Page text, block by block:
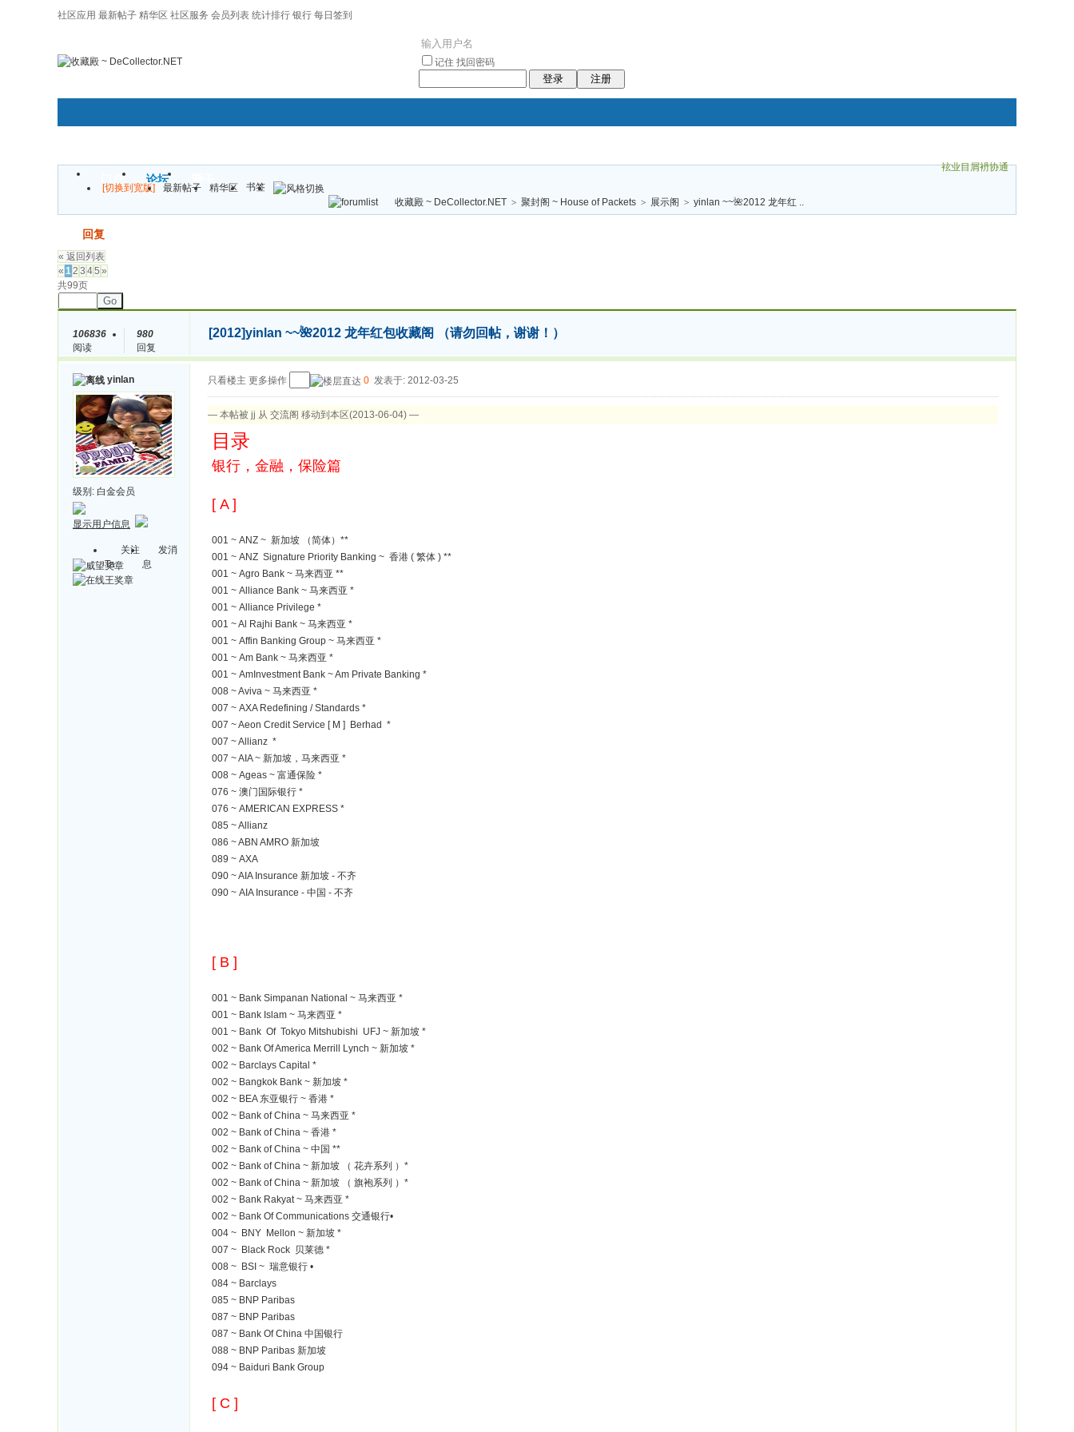
社区应用 最新帖子 精华区 社区服务 会员列表 统计排行 银行 每日签到
记住 找回密码
登录 注册
袨业目屑袇协通
门户 论坛
褔
袠袠袥眩褦
[切换到宽版] 最新帖子 精华区
书签
收藏殿 ~ DeCollector.NET > 聚封阁 ~ House of Packets > 展示阁 > yinlan ~~🌺2012 龙年红 ..
回复
« 返回列表
« 12 3 45 »
共99页
Go
106836
阅读
980
回复
[2012]yinlan ~~🌺2012 龙年红包收藏阁 （请勿回帖，谢谢！）
yinlan
级别: 白金会员
显示用户信息
关注
Ta
发消
息
只看楼主 更多操作 0 发表于: 2012-03-25
— 本帖被 jj 从 交流阁 移动到本区(2013-06-04) —
目录
银行，金融，保险篇
[ A ]
001 ~ ANZ ~ 新加坡 （简体）**
001 ~ ANZ Signature Priority Banking ~ 香港 ( 繁体 ) **
001 ~ Agro Bank ~ 马来西亚 **
001 ~ Alliance Bank ~ 马来西亚 *
001 ~ Alliance Privilege *
001 ~ Al Rajhi Bank ~ 马来西亚 *
001 ~ Affin Banking Group ~ 马来西亚 *
001 ~ Am Bank ~ 马来西亚 *
001 ~ AmInvestment Bank ~ Am Private Banking *
008 ~ Aviva ~ 马来西亚 *
007 ~ AXA Redefining / Standards *
007 ~ Aeon Credit Service [ M ] Berhad *
007 ~ Allianz *
007 ~ AIA ~ 新加坡，马来西亚 *
008 ~ Ageas ~ 富通保险 *
076 ~ 澳门国际银行 *
076 ~ AMERICAN EXPRESS *
085 ~ Allianz
086 ~ ABN AMRO 新加坡
089 ~ AXA
090 ~ AIA Insurance 新加坡 - 不齐
090 ~ AIA Insurance - 中国 - 不齐
[ B ]
001 ~ Bank Simpanan National ~ 马来西亚 *
001 ~ Bank Islam ~ 马来西亚 *
001 ~ Bank Of Tokyo Mitshubishi UFJ ~ 新加坡 *
002 ~ Bank Of America Merrill Lynch ~ 新加坡 *
002 ~ Barclays Capital *
002 ~ Bangkok Bank ~ 新加坡 *
002 ~ BEA 东亚银行 ~ 香港 *
002 ~ Bank of China ~ 马来西亚 *
002 ~ Bank of China ~ 香港 *
002 ~ Bank of China ~ 中国 **
002 ~ Bank of China ~ 新加坡 （ 花卉系列 ）*
002 ~ Bank of China ~ 新加坡 （ 旗袍系列 ）*
002 ~ Bank Rakyat ~ 马来西亚 *
002 ~ Bank Of Communications 交通银行•
004 ~ BNY Mellon ~ 新加坡 *
007 ~ Black Rock 贝莱德 *
008 ~ BSI ~ 瑞意银行 •
084 ~ Barclays
085 ~ BNP Paribas
087 ~ BNP Paribas
087 ~ Bank Of China 中国银行
088 ~ BNP Paribas 新加坡
094 ~ Baiduri Bank Group
[ C ]